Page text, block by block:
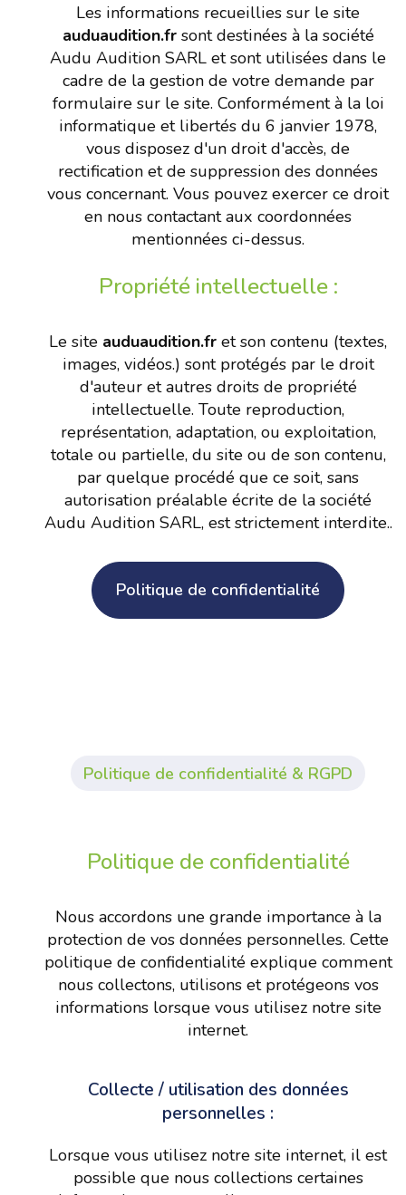
Les informations recueillies sur le site
auduaudition.frsont destinées à la société
Audu Audition SARL et sont utilisées dans le
cadre de la gestion de votre demande par
formulaire sur le site. Conformément à la loi
informatique et libertés du 6 janvier 1978,
vous disposez d'un droit d'accès, de
rectification et de suppression des données
vous concernant. Vous pouvez exercer ce droit
en nous contactant aux coordonnées
mentionnées ci-dessus.
Propriété intellectuelle :
Le site auduaudition.fr et son contenu (textes,
images, vidéos.) sont protégés par le droit
d'auteur et autres droits de propriété
intellectuelle. Toute reproduction,
représentation, adaptation, ou exploitation,
totale ou partielle, du site ou de son contenu,
par quelque procédé que ce soit, sans
autorisation préalable écrite de la société
Audu Audition SARL, est strictement interdite..
Politique de confidentialité
Politique de confidentialité & RGPD
Politique de confidentialité
Nous accordons une grande importance à la
protection de vos données personnelles. Cette
politique de confidentialité explique comment
nous collectons, utilisons et protégeons vos
informations lorsque vous utilisez notre site
internet.
Collecte / utilisation des données
personnelles :
Lorsque vous utilisez notre site internet, il est
possible que nous collections certaines